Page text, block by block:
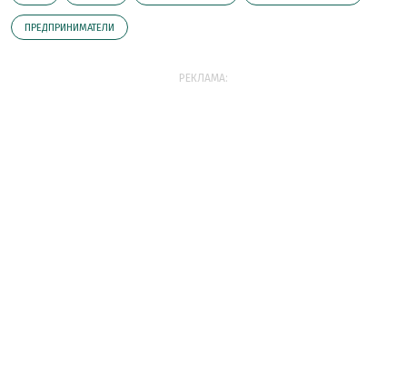
ПРЕДПРИНИМАТЕЛИ
РЕКЛАМА: